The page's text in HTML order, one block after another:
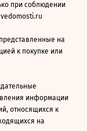
при соблюдении
на
к покупке или
информации
относящихся к
на